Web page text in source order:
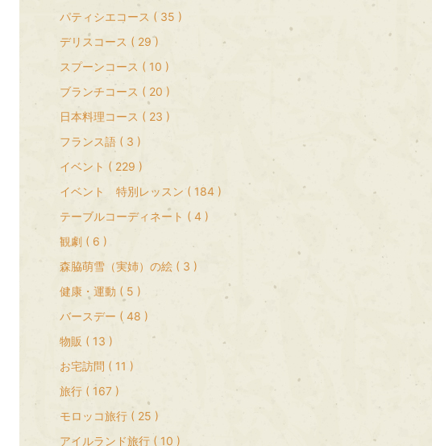
パティシエコース ( 35 )
デリスコース ( 29 )
スプーンコース ( 10 )
ブランチコース ( 20 )
日本料理コース ( 23 )
フランス語 ( 3 )
イベント ( 229 )
イベント 特別レッスン ( 184 )
テーブルコーディネート ( 4 )
観劇 ( 6 )
森脇萌雪（実姉）の絵 ( 3 )
健康・運動 ( 5 )
バースデー ( 48 )
物販 ( 13 )
お宅訪問 ( 11 )
旅行 ( 167 )
モロッコ旅行 ( 25 )
アイルランド旅行 ( 10 )